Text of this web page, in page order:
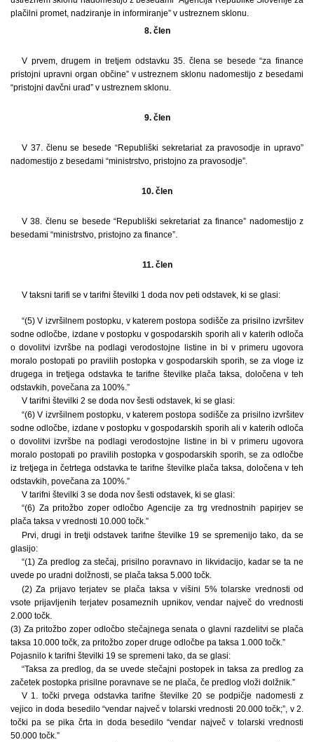
plačilni promet, nadziranje in informiranje” v ustreznem sklonu.
8. člen
V prvem, drugem in tretjem odstavku 35. člena se besede “za finance
pristojni upravni organ občine” v ustreznem sklonu nadomestijo z besedami
“pristojni davčni urad” v ustreznem sklonu.
9. člen
V 37. členu se besede “Republiški sekretariat za pravosodje in upravo”
nadomestijo z besedami “ministrstvo, pristojno za pravosodje”.
10. člen
V 38. členu se besede “Republiški sekretariat za finance” nadomestijo z
besedami “ministrstvo, pristojno za finance”.
11. člen
V taksni tarifi se v tarifni številki 1 doda nov peti odstavek, ki se glasi:
“(5) V izvršilnem postopku, v katerem postopa sodišče za prisilno izvršitev
sodne odločbe, izdane v postopku v gospodarskih sporih ali v katerih odloča
o dovolitvi izvršbe na podlagi verodostojne listine in bi v primeru ugovora
moralo postopati po pravilih postopka v gospodarskih sporih, se za vloge iz
drugega in tretjega odstavka te tarifne številke plača taksa, določena v teh
odstavkih, povečana za 100%.”
V tarifni številki 2 se doda nov šesti odstavek, ki se glasi:
“(6) V izvršilnem postopku, v katerem postopa sodišče za prisilno izvršitev
sodne odločbe, izdane v postopku v gospodarskih sporih ali v katerih odloča
o dovolitvi izvršbe na podlagi verodostojne listine in bi v primeru ugovora
moralo postopati po pravilih postopka v gospodarskih sporih, se za odločbe
iz tretjega in četrtega odstavka te tarifne številke plača taksa, določena v teh
odstavkih, povečana za 100%.”
V tarifni številki 3 se doda nov šesti odstavek, ki se glasi:
“(6) Za pritožbo zoper odločbo Agencije za trg vrednostnih papirjev se
plača taksa v vrednosti 10.000 točk.”
Prvi, drugi in tretji odstavek tarifne številke 19 se spremenijo tako, da se
glasijo:
“(1) Za predlog za stečaj, prisilno poravnavo in likvidacijo, kadar se ta ne
uvede po uradni dolžnosti, se plača taksa 5.000 točk.
(2) Za prijavo terjatev se plača taksa v višini 5% tolarske vrednosti od
vsote prijavljenih terjatev posameznih upnikov, vendar največ do vrednosti
2.000 točk.
(3) Za pritožbo zoper odločbo stečajnega senata o glavni razdelitvi se plača
taksa 10.000 točk, za pritožbo zoper druge odločbe pa taksa 1.000 točk.”
Pojasnilo k tarifni številki 19 se spremeni tako, da se glasi:
“Taksa za predlog, da se uvede stečajni postopek in taksa za predlog za
začetek postopka prisilne poravnave se ne plača, če predlog vloži dolžnik.”
V 1. točki prvega odstavka tarifne številke 20 se podpičje nadomesti z
vejico in doda besedilo “vendar največ v tolarski vrednosti 20.000 točk;”, v 2.
točki pa se pika črta in doda besedilo “vendar največ v tolarski vrednosti
50.000 točk.”